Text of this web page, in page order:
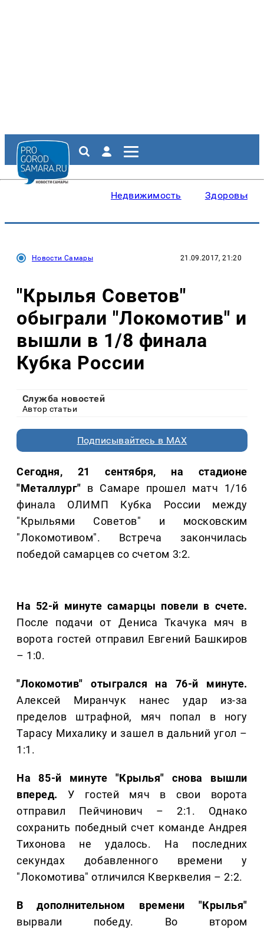
Недвижимость Здоровье
Новости Самары 21.09.2017, 21:20
"Крылья Советов"
обыграли "Локомотив" и
вышли в 1/8 финала
Кубка России
Служба новостей
Автор статьи
Подписывайтесь в MAX
Сегодня, 21 сентября, на стадионе
"Металлург" в Самаре прошел матч 1/16
финала ОЛИМП Кубка России между
"Крыльями Советов" и московским
"Локомотивом". Встреча закончилась
победой самарцев со счетом 3:2.
На 52-й минуте самарцы повели в счете.
После подачи от Дениса Ткачука мяч в
ворота гостей отправил Евгений Башкиров
– 1:0.
"Локомотив" отыгрался на 76-й минуте.
Алексей Миранчук нанес удар из-за
пределов штрафной, мяч попал в ногу
Тарасу Михалику и зашел в дальний угол –
1:1.
На 85-й минуте "Крылья" снова вышли
вперед. У гостей мяч в свои ворота
отправил Пейчинович – 2:1. Однако
сохранить победный счет команде Андрея
Тихонова не удалось. На последних
секундах добавленного времени у
"Локомотива" отличился Кверквелия – 2:2.
В дополнительном времени "Крылья"
вырвали победу. Во втором